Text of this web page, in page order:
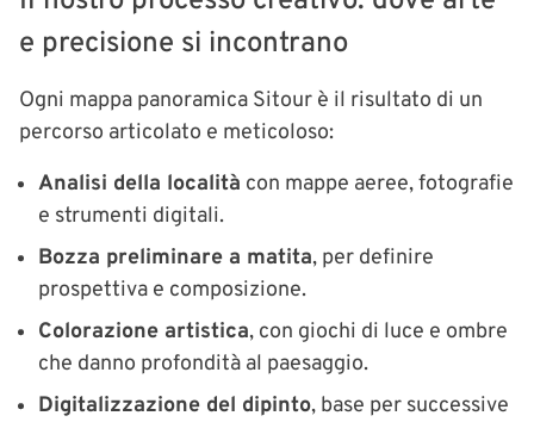
e precisione si incontrano
Ogni mappa panoramica Sitour è il risultato di un
percorso articolato e meticoloso:
Analisi della località con mappe aeree, fotografie
e strumenti digitali.
Bozza preliminare a matita, per definire
prospettiva e composizione.
Colorazione artistica, con giochi di luce e ombre
che danno profondità al paesaggio.
Digitalizzazione del dipinto, base per successive